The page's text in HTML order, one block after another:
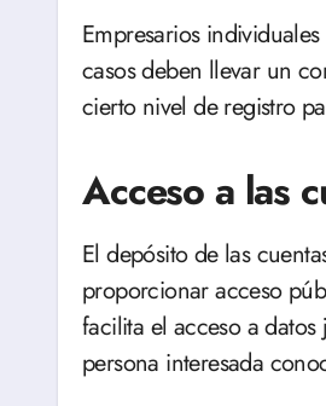
Empresarios
casos deben llevar un
cierto nivel de registro
Acceso a las
El depósito de las
proporcionar acceso
facilita el acceso a
persona interesada